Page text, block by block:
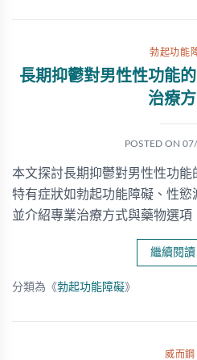
勃起功能
長期抑鬱對男性性功能
治療
POSTED ON
本文探討長期抑鬱對男性性功
特有症狀如勃起功能障礙、性慾
並介紹專業治療方式與藥物選項
繼續閱讀
分類為《勃起功能障礙》
威而鋼